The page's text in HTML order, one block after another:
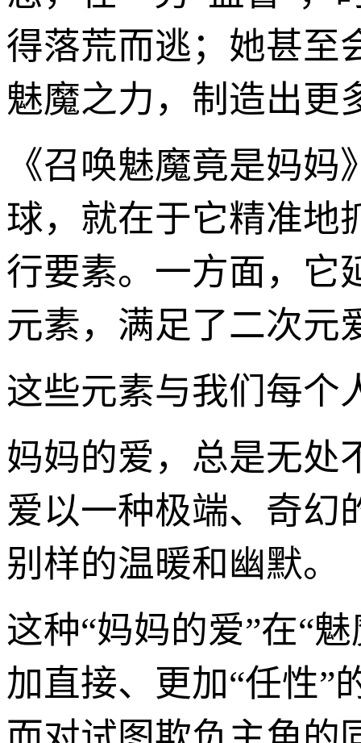
得落荒而逃；她甚至
魅魔之力，制造出更
《召唤魅魔竟是妈
球，就在于它精准地
行要素。一方面，它
元素，满足了二次
这些元素与我们每个
妈妈的爱，总是无处
爱以一种极端、奇幻
别样的温暖和幽默。
这种“妈妈的爱”在“
加直接、更加“任性”